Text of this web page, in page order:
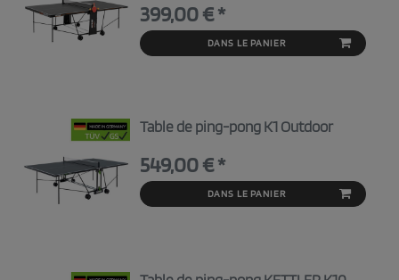
399,00 € *
DANS LE PANIER
Table de ping-pong K1 Outdoor
549,00 € *
DANS LE PANIER